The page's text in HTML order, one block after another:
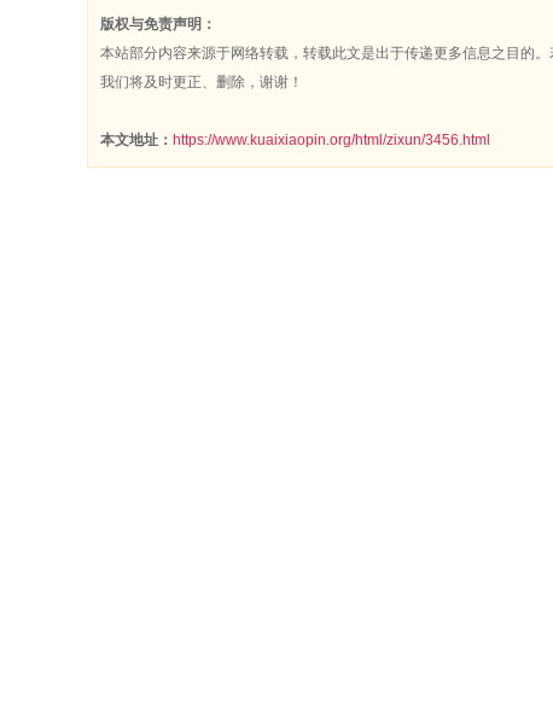
版权与免责声明：
本站部分内容来源于网络转载，转载此文是出于传递更多信息之目的
我们将及时更正、删除，谢谢！
本文地址： https://www.kuaixiaopin.org/html/zixun/3456.html